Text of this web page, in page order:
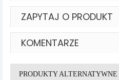
ZAPYTAJ O PRODUKT
KOMENTARZE
PRODUKTY ALTERNATYWNE